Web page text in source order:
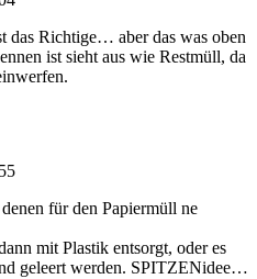
das Richtige… aber das was oben
ist sieht aus wie Restmüll, da
für den Papiermüll ne
mit Plastik entsorgt, oder es
geleert werden. SPITZENidee…